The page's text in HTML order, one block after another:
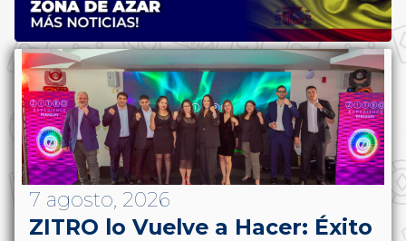
7 agosto, 2026
ZITRO lo Vuelve a Hacer: Éxito